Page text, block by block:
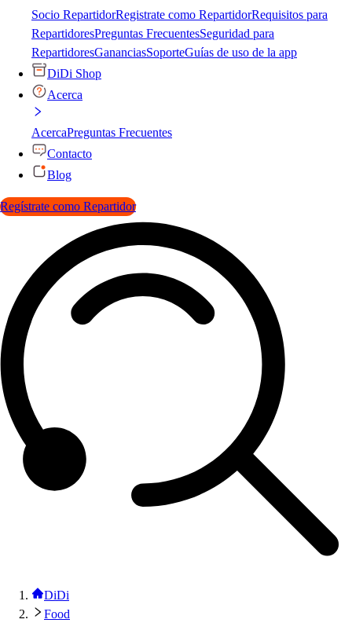
Socio RepartidorRegistrate como RepartidorRequisitos para
RepartidoresPreguntas FrecuentesSeguridad para
RepartidoresGananciasSoporteGuías de uso de la app
DiDi Shop
Acerca
AcercaPreguntas Frecuentes
Contacto
Blog
Regístrate como Repartidor
DiDi
Food